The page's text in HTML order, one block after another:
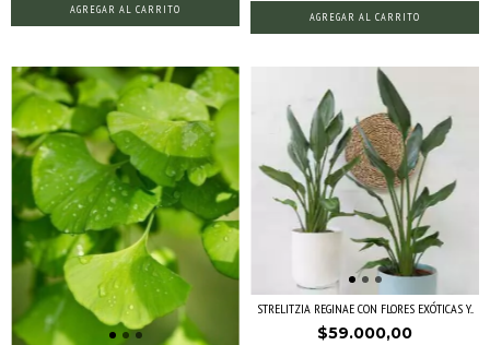
AGREGAR AL CARRITO
AGREGAR AL CARRITO
STRELITZIA REGINAE CON FLORES EXÓTICAS Y...
$59.000,00